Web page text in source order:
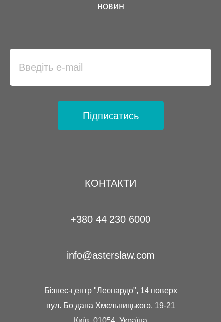
КОНТАКТИ
+380 44 230 6000
info@asterslaw.com
Бізнес-центр "Леонардо", 14 поверх
вул. Богдана Хмельницького, 19-21
Київ, 01054, Україна
новин
Підписатись